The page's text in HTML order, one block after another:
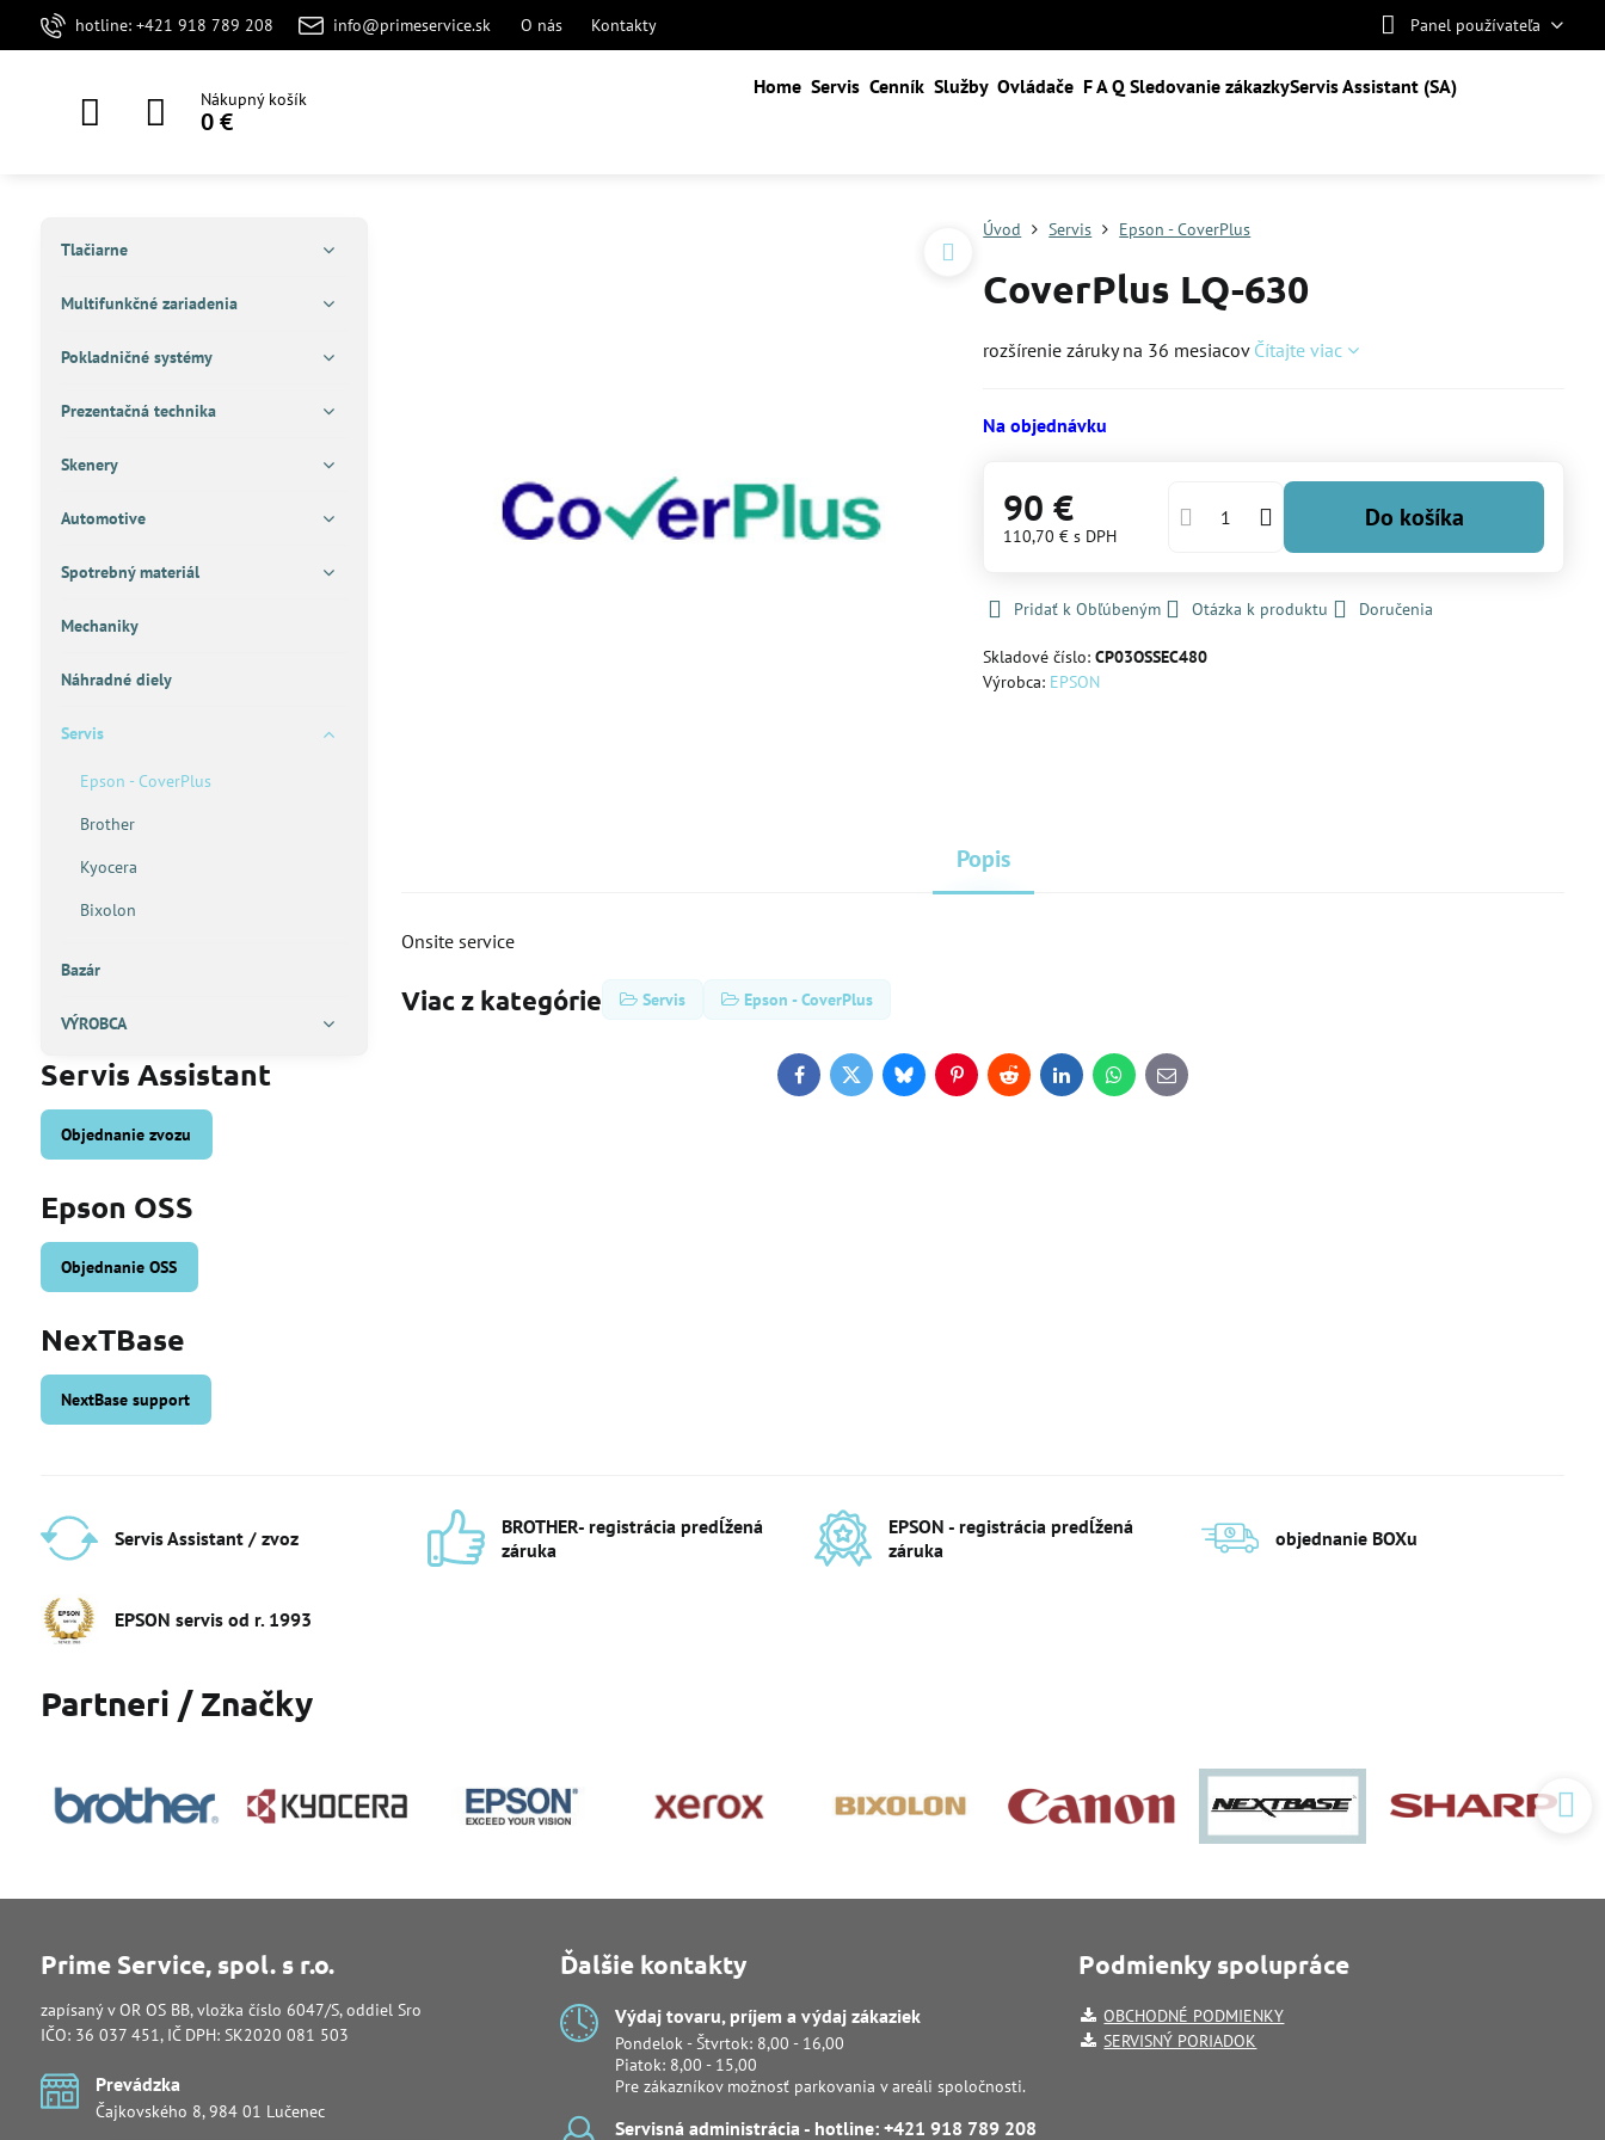
hotline: +421 918 789 208 info@primeservice.sk O nás Kontakty Panel používateľa
Nákupný košík
0 €
Home Servis Cenník Služby Ovládače F A QSledovanie zákazkyServis Assistant (SA)
Úvod Servis Epson - CoverPlus
CoverPlus LQ-630
rozšírenie záruky na 36 mesiacov Čítajte viac
Na objednávku
90 €
110,70 €s DPH
Do košíka
Pridať k Obľúbeným Otázka k produktu Doručenia
Skladové číslo:CP03OSSEC480
Výrobca: EPSON
Popis
Onsite service
Viac z kategórie Servis Epson - CoverPlus
FacebookTwitterBlueskyPinterestRedditLinkedInWhatsApp
E-
mail
Tlačiarne
Multifunkčné zariadenia
Pokladničné systémy
Prezentačná technika
Skenery
Automotive
Spotrebný materiál
Mechaniky
Náhradné diely
Servis
Epson - CoverPlus
Brother
Kyocera
Bixolon
Bazár
VÝROBCA
Servis Assistant
Objednanie zvozu
Epson OSS
Objednanie OSS
NexTBase
NextBase support
Servis Assistant / zvoz
BROTHER- registrácia predĺžená
záruka
EPSON - registrácia predĺžená
záruka
objednanie BOXu
EPSON servis od r​. 1993
Partneri / Značky
Prime Service, spol. s r.o.
zapísaný v OR OS BB, vložka číslo 6047/S, oddiel Sro
IČO: 36 037 451, IČ DPH: SK2020 081 503
Prevádzka
Čajkovského 8, 984 01 Lučenec
Ďalšie kontakty
Výdaj tovaru, príjem a výdaj zákaziek
Pondelok - Štvrtok: 8,00 - 16,00
Piatok: 8,00 - 15,00
Pre zákazníkov možnosť parkovania v areáli spoločnosti.
Servisná administrácia - hotline: +421 918 789 208
Podmienky spolupráce
OBCHODNÉ PODMIENKY
SERVISNÝ PORIADOK